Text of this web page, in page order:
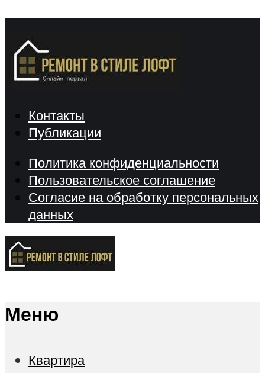
Контакты
Публикации
Политика конфиденциальности
Пользовательское соглашение
Согласие на обработку персональных
данных
Меню
Квартира